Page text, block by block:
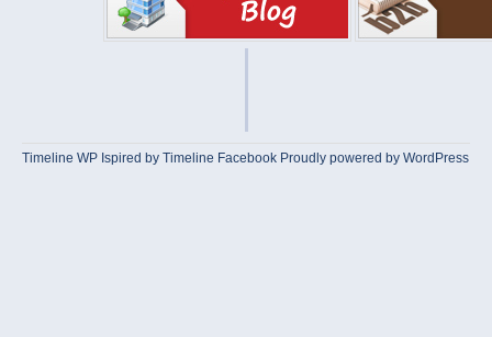
Timeline WP Ispired byTimeline Facebook Proudly powered by WordPress